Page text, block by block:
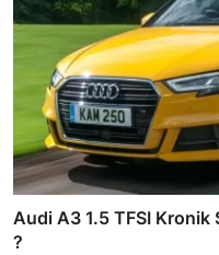
Audi A3 1.5 TFSI Kronik
?